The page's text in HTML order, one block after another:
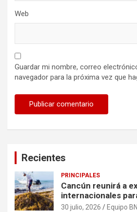
Web
Guardar mi nombre, correo
navegador para la próxima vez que
Recientes
PRINCIPALES
Cancún reunirá a
internacionales
soluciones al
30 julio, 2026 Equipo